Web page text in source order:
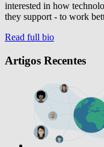
interested in how
they support - to work
Read full bio
Artigos Recentes